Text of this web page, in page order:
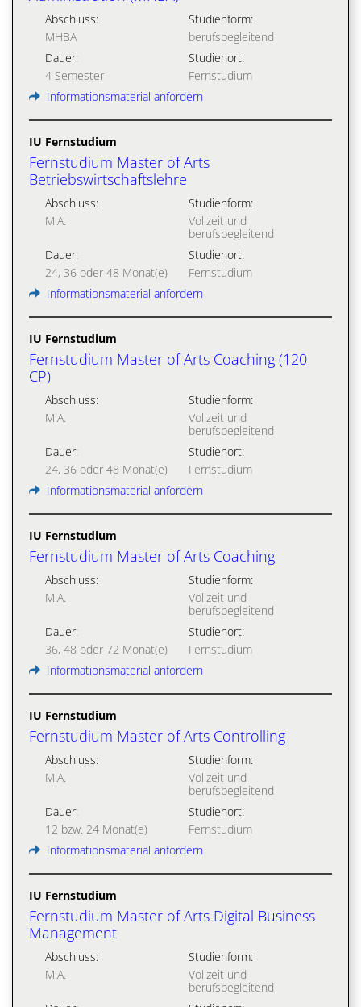
Abschluss:
MHBA
Studienform:
berufsbegleitend
Dauer:
4 Semester
Studienort:
Fernstudium
Informationsmaterial anfordern
IU Fernstudium
Fernstudium Master of Arts
Betriebswirtschaftslehre
Abschluss:
M.A.
Studienform:
Vollzeit und
berufsbegleitend
Dauer:
24, 36 oder 48 Monat(e)
Studienort:
Fernstudium
Informationsmaterial anfordern
IU Fernstudium
Fernstudium Master of Arts Coaching (120
CP)
Abschluss:
M.A.
Studienform:
Vollzeit und
berufsbegleitend
Dauer:
24, 36 oder 48 Monat(e)
Studienort:
Fernstudium
Informationsmaterial anfordern
IU Fernstudium
Fernstudium Master of Arts Coaching
Abschluss:
M.A.
Studienform:
Vollzeit und
berufsbegleitend
Dauer:
36, 48 oder 72 Monat(e)
Studienort:
Fernstudium
Informationsmaterial anfordern
IU Fernstudium
Fernstudium Master of Arts Controlling
Abschluss:
M.A.
Studienform:
Vollzeit und
berufsbegleitend
Dauer:
12 bzw. 24 Monat(e)
Studienort:
Fernstudium
Informationsmaterial anfordern
IU Fernstudium
Fernstudium Master of Arts Digital Business
Management
Abschluss:
M.A.
Studienform:
Vollzeit und
berufsbegleitend